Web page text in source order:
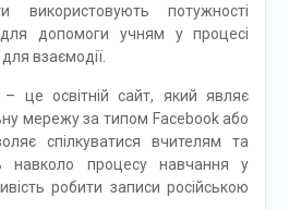
використовують потужності
допомоги учням у процесі
взаємодії.
– це освітній сайт, який являє
мережу за типом Facebook або
спілкуватися вчителям та
навколо процесу навчання у
робити записи російською